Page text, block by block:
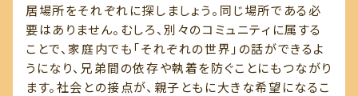
居場所をそれぞれに探しましょう。同じ場所である必
要はありません。むしろ、別々のコミュニティに属する
ことで、家庭内でも「それぞれの世界」の話ができるよ
うになり、兄弟間の依存や執着を防ぐことにもつながり
ます。社会との接点が、親子ともに大きな希望になるこ